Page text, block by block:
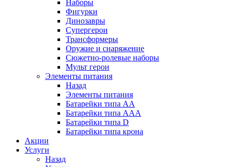
Наборы
Фигурки
Динозавры
Супергерои
Трансформеры
Оружие и снаряжение
Сюжетно-ролевые наборы
Мульт герои
Элементы питания
Назад
Элементы питания
Батарейки типа АА
Батарейки типа ААА
Батарейки типа D
Батарейки типа крона
Акции
Услуги
Назад